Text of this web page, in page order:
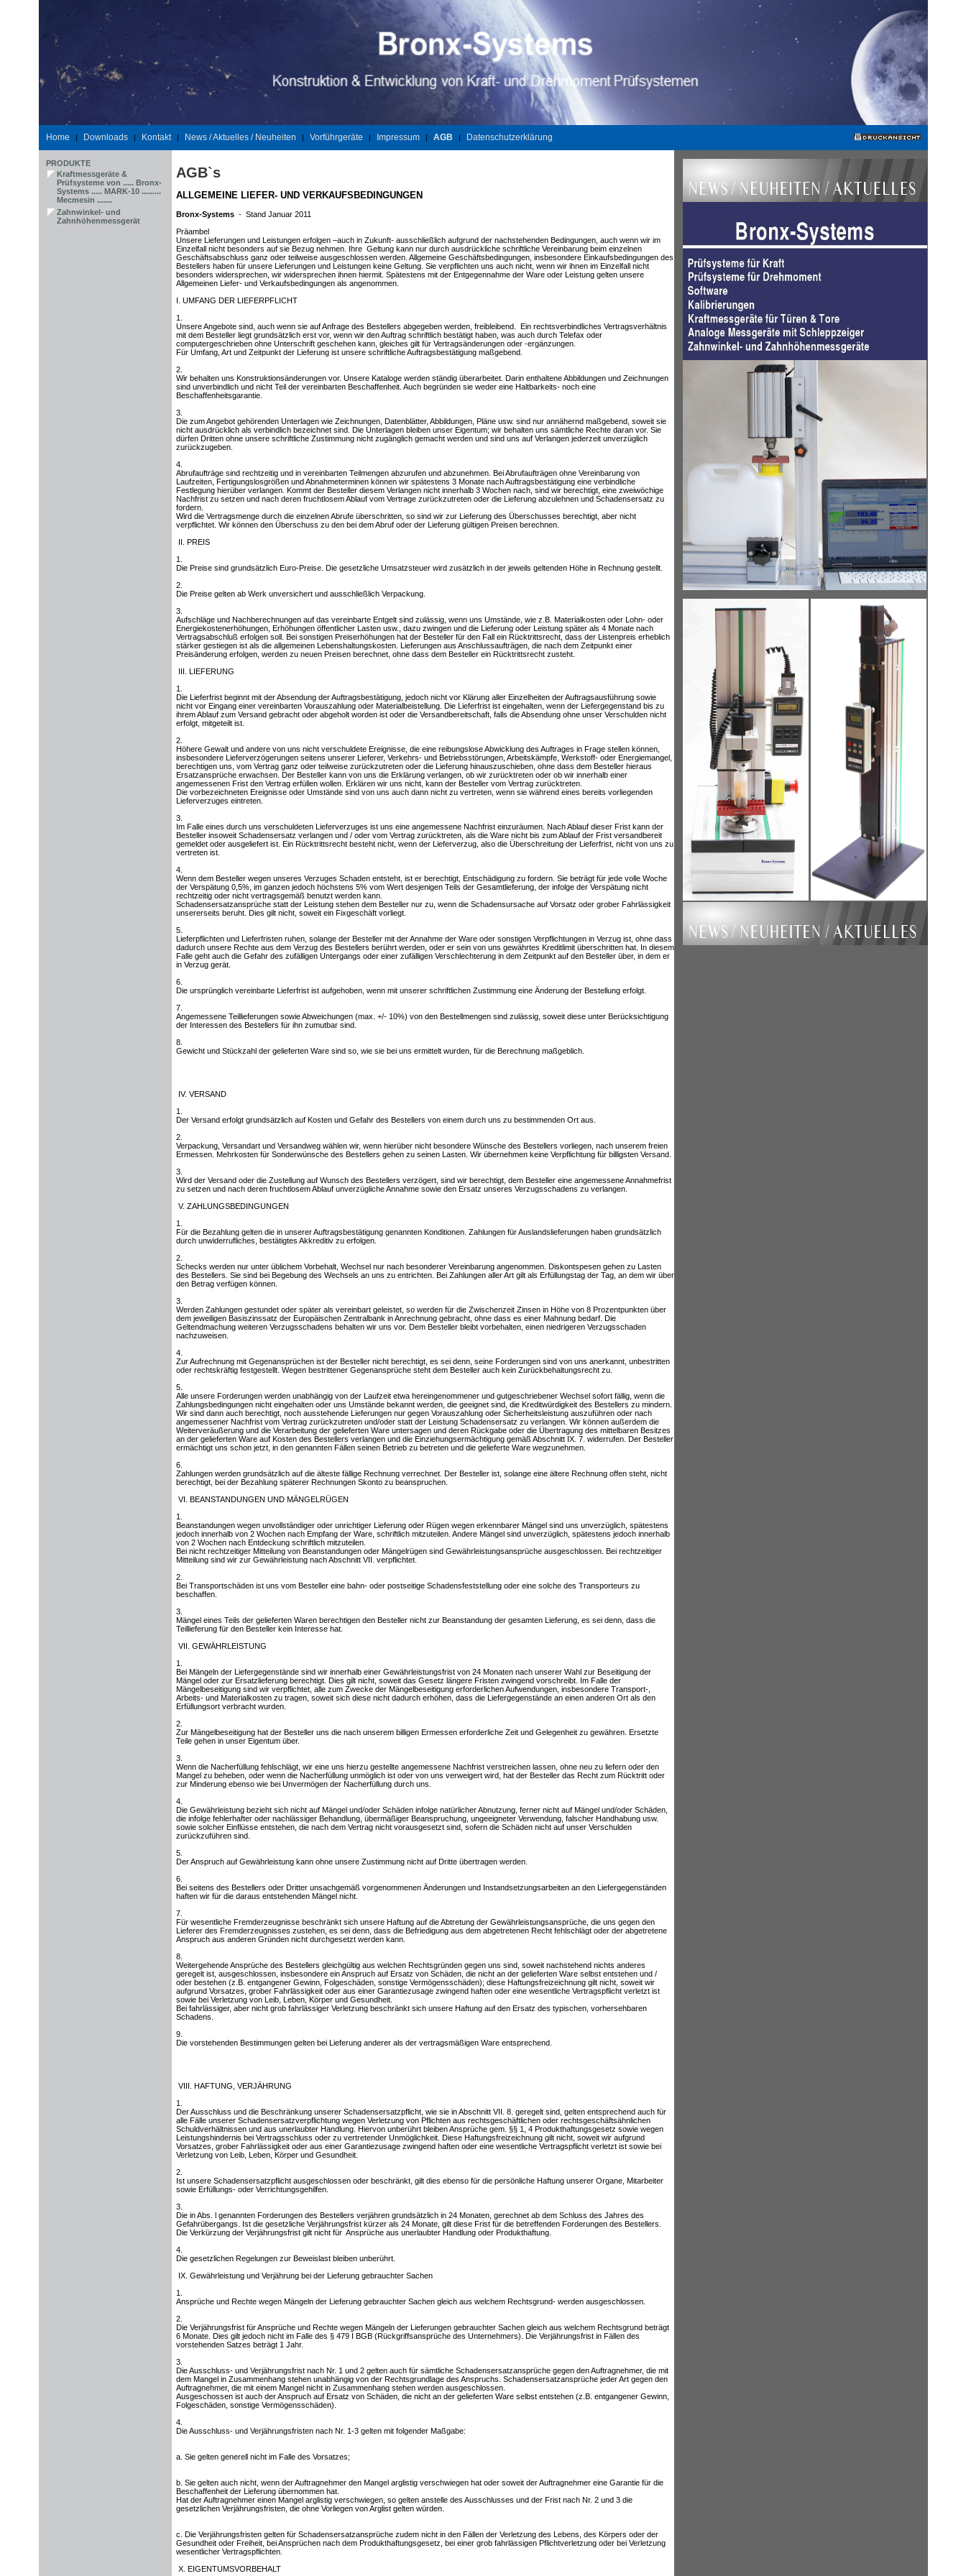
Home | Downloads | Kontakt | News / Aktuelles / Neuheiten | Vorführgeräte | Impressum | AGB | Datenschutzerklärung
PRODUKTE
Kraftmessgeräte &
Prüfsysteme von ..... Bronx-
Systems ..... MARK-10 .........
Mecmesin .......
Zahnwinkel- und
Zahnhöhenmessgerät
AGB`s
ALLGEMEINE LIEFER- UND VERKAUFSBEDINGUNGEN
Bronx-Systems - Stand Januar 2011
Präambel
Unsere Lieferungen und Leistungen erfolgen –auch in Zukunft- ausschließlich aufgrund der nachstehenden Bedingungen, auch wenn wir im
Einzelfall nicht besonders auf sie Bezug nehmen. Ihre Geltung kann nur durch ausdrückliche schriftliche Vereinbarung beim einzelnen
Geschäftsabschluss ganz oder teilweise ausgeschlossen werden. Allgemeine Geschäftsbedingungen, insbesondere Einkaufsbedingungen des
Bestellers haben für unsere Lieferungen und Leistungen keine Geltung. Sie verpflichten uns auch nicht, wenn wir ihnen im Einzelfall nicht
besonders widersprechen, wir widersprechen ihnen hiermit. Spätestens mit der Entgegennahme der Ware oder Leistung gelten unsere
Allgemeinen Liefer- und Verkaufsbedingungen als angenommen.
I. UMFANG DER LIEFERPFLICHT
1.
Unsere Angebote sind, auch wenn sie auf Anfrage des Bestellers abgegeben werden, freibleibend. Ein rechtsverbindliches Vertragsverhältnis
mit dem Besteller liegt grundsätzlich erst vor, wenn wir den Auftrag schriftlich bestätigt haben, was auch durch Telefax oder
computergeschrieben ohne Unterschrift geschehen kann, gleiches gilt für Vertragsänderungen oder -ergänzungen.
Für Umfang, Art und Zeitpunkt der Lieferung ist unsere schriftliche Auftragsbestätigung maßgebend.
2.
Wir behalten uns Konstruktionsänderungen vor. Unsere Kataloge werden ständig überarbeitet. Darin enthaltene Abbildungen und Zeichnungen
sind unverbindlich und nicht Teil der vereinbarten Beschaffenheit. Auch begründen sie weder eine Haltbarkeits- noch eine
Beschaffenheitsgarantie.
3.
Die zum Angebot gehörenden Unterlagen wie Zeichnungen, Datenblätter, Abbildungen, Pläne usw. sind nur annähernd maßgebend, soweit sie
nicht ausdrücklich als verbindlich bezeichnet sind. Die Unterlagen bleiben unser Eigentum; wir behalten uns sämtliche Rechte daran vor. Sie
dürfen Dritten ohne unsere schriftliche Zustimmung nicht zugänglich gemacht werden und sind uns auf Verlangen jederzeit unverzüglich
zurückzugeben.
4.
Abrufaufträge sind rechtzeitig und in vereinbarten Teilmengen abzurufen und abzunehmen. Bei Abrufaufträgen ohne Vereinbarung von
Laufzeiten, Fertigungslosgrößen und Abnahmeterminen können wir spätestens 3 Monate nach Auftragsbestätigung eine verbindliche
Festlegung hierüber verlangen. Kommt der Besteller diesem Verlangen nicht innerhalb 3 Wochen nach, sind wir berechtigt, eine zweiwöchige
Nachfrist zu setzen und nach deren fruchtlosem Ablauf vom Vertrage zurückzutreten oder die Lieferung abzulehnen und Schadensersatz zu
fordern.
Wird die Vertragsmenge durch die einzelnen Abrufe überschritten, so sind wir zur Lieferung des Überschusses berechtigt, aber nicht
verpflichtet. Wir können den Überschuss zu den bei dem Abruf oder der Lieferung gültigen Preisen berechnen.
II. PREIS
1.
Die Preise sind grundsätzlich Euro-Preise. Die gesetzliche Umsatzsteuer wird zusätzlich in der jeweils geltenden Höhe in Rechnung gestellt.
2.
Die Preise gelten ab Werk unversichert und ausschließlich Verpackung.
3.
Aufschläge und Nachberechnungen auf das vereinbarte Entgelt sind zulässig, wenn uns Umstände, wie z.B. Materialkosten oder Lohn- oder
Energiekostenerhöhungen, Erhöhungen öffentlicher Lasten usw., dazu zwingen und die Lieferung oder Leistung später als 4 Monate nach
Vertragsabschluß erfolgen soll. Bei sonstigen Preiserhöhungen hat der Besteller für den Fall ein Rücktrittsrecht, dass der Listenpreis erheblich
stärker gestiegen ist als die allgemeinen Lebenshaltungskosten. Lieferungen aus Anschlussaufträgen, die nach dem Zeitpunkt einer
Preisänderung erfolgen, werden zu neuen Preisen berechnet, ohne dass dem Besteller ein Rücktrittsrecht zusteht.
III. LIEFERUNG
1.
Die Lieferfrist beginnt mit der Absendung der Auftragsbestätigung, jedoch nicht vor Klärung aller Einzelheiten der Auftragsausführung sowie
nicht vor Eingang einer vereinbarten Vorauszahlung oder Materialbeistellung. Die Lieferfrist ist eingehalten, wenn der Liefergegenstand bis zu
ihrem Ablauf zum Versand gebracht oder abgeholt worden ist oder die Versandbereitschaft, falls die Absendung ohne unser Verschulden nicht
erfolgt, mitgeteilt ist.
2.
Höhere Gewalt und andere von uns nicht verschuldete Ereignisse, die eine reibungslose Abwicklung des Auftrages in Frage stellen können,
insbesondere Lieferverzögerungen seitens unserer Lieferer, Verkehrs- und Betriebsstörungen, Arbeitskämpfe, Werkstoff- oder Energiemangel,
berechtigen uns, vom Vertrag ganz oder teilweise zurückzutreten oder die Lieferung hinauszuschieben, ohne dass dem Besteller hieraus
Ersatzansprüche erwachsen. Der Besteller kann von uns die Erklärung verlangen, ob wir zurücktreten oder ob wir innerhalb einer
angemessenen Frist den Vertrag erfüllen wollen. Erklären wir uns nicht, kann der Besteller vom Vertrag zurücktreten.
Die vorbezeichneten Ereignisse oder Umstände sind von uns auch dann nicht zu vertreten, wenn sie während eines bereits vorliegenden
Lieferverzuges eintreten.
3.
Im Falle eines durch uns verschuldeten Lieferverzuges ist uns eine angemessene Nachfrist einzuräumen. Nach Ablauf dieser Frist kann der
Besteller insoweit Schadensersatz verlangen und / oder vom Vertrag zurücktreten, als die Ware nicht bis zum Ablauf der Frist versandbereit
gemeldet oder ausgeliefert ist. Ein Rücktrittsrecht besteht nicht, wenn der Lieferverzug, also die Überschreitung der Lieferfrist, nicht von uns zu
vertreten ist.
4.
Wenn dem Besteller wegen unseres Verzuges Schaden entsteht, ist er berechtigt, Entschädigung zu fordern. Sie beträgt für jede volle Woche
der Verspätung 0,5%, im ganzen jedoch höchstens 5% vom Wert desjenigen Teils der Gesamtlieferung, der infolge der Verspätung nicht
rechtzeitig oder nicht vertragsgemäß benutzt werden kann.
Schadensersatzansprüche statt der Leistung stehen dem Besteller nur zu, wenn die Schadensursache auf Vorsatz oder grober Fahrlässigkeit
unsererseits beruht. Dies gilt nicht, soweit ein Fixgeschäft vorliegt.
5.
Lieferpflichten und Lieferfristen ruhen, solange der Besteller mit der Annahme der Ware oder sonstigen Verpflichtungen in Verzug ist, ohne dass
dadurch unsere Rechte aus dem Verzug des Bestellers berührt werden, oder er sein von uns gewährtes Kreditlimit überschritten hat. In diesem
Falle geht auch die Gefahr des zufälligen Untergangs oder einer zufälligen Verschlechterung in dem Zeitpunkt auf den Besteller über, in dem er
in Verzug gerät.
6.
Die ursprünglich vereinbarte Lieferfrist ist aufgehoben, wenn mit unserer schriftlichen Zustimmung eine Änderung der Bestellung erfolgt.
7.
Angemessene Teillieferungen sowie Abweichungen (max. +/- 10%) von den Bestellmengen sind zulässig, soweit diese unter Berücksichtigung
der Interessen des Bestellers für ihn zumutbar sind.
8.
Gewicht und Stückzahl der gelieferten Ware sind so, wie sie bei uns ermittelt wurden, für die Berechnung maßgeblich.
IV. VERSAND
1.
Der Versand erfolgt grundsätzlich auf Kosten und Gefahr des Bestellers von einem durch uns zu bestimmenden Ort aus.
2.
Verpackung, Versandart und Versandweg wählen wir, wenn hierüber nicht besondere Wünsche des Bestellers vorliegen, nach unserem freien
Ermessen. Mehrkosten für Sonderwünsche des Bestellers gehen zu seinen Lasten. Wir übernehmen keine Verpflichtung für billigsten Versand.
3.
Wird der Versand oder die Zustellung auf Wunsch des Bestellers verzögert, sind wir berechtigt, dem Besteller eine angemessene Annahmefrist
zu setzen und nach deren fruchtlosem Ablauf unverzügliche Annahme sowie den Ersatz unseres Verzugsschadens zu verlangen.
V. ZAHLUNGSBEDINGUNGEN
1.
Für die Bezahlung gelten die in unserer Auftragsbestätigung genannten Konditionen. Zahlungen für Auslandslieferungen haben grundsätzlich
durch unwiderrufliches, bestätigtes Akkreditiv zu erfolgen.
2.
Schecks werden nur unter üblichem Vorbehalt, Wechsel nur nach besonderer Vereinbarung angenommen. Diskontspesen gehen zu Lasten
des Bestellers. Sie sind bei Begebung des Wechsels an uns zu entrichten. Bei Zahlungen aller Art gilt als Erfüllungstag der Tag, an dem wir über
den Betrag verfügen können.
3.
Werden Zahlungen gestundet oder später als vereinbart geleistet, so werden für die Zwischenzeit Zinsen in Höhe von 8 Prozentpunkten über
dem jeweiligen Basiszinssatz der Europäischen Zentralbank in Anrechnung gebracht, ohne dass es einer Mahnung bedarf. Die
Geltendmachung weiteren Verzugsschadens behalten wir uns vor. Dem Besteller bleibt vorbehalten, einen niedrigeren Verzugsschaden
nachzuweisen.
4.
Zur Aufrechnung mit Gegenansprüchen ist der Besteller nicht berechtigt, es sei denn, seine Forderungen sind von uns anerkannt, unbestritten
oder rechtskräftig festgestellt. Wegen bestrittener Gegenansprüche steht dem Besteller auch kein Zurückbehaltungsrecht zu.
5.
Alle unsere Forderungen werden unabhängig von der Laufzeit etwa hereingenommener und gutgeschriebener Wechsel sofort fällig, wenn die
Zahlungsbedingungen nicht eingehalten oder uns Umstände bekannt werden, die geeignet sind, die Kreditwürdigkeit des Bestellers zu mindern.
Wir sind dann auch berechtigt, noch ausstehende Lieferungen nur gegen Vorauszahlung oder Sicherheitsleistung auszuführen oder nach
angemessener Nachfrist vom Vertrag zurückzutreten und/oder statt der Leistung Schadensersatz zu verlangen. Wir können außerdem die
Weiterveräußerung und die Verarbeitung der gelieferten Ware untersagen und deren Rückgabe oder die Übertragung des mittelbaren Besitzes
an der gelieferten Ware auf Kosten des Bestellers verlangen und die Einziehungsermächtigung gemäß Abschnitt IX. 7. widerrufen. Der Besteller
ermächtigt uns schon jetzt, in den genannten Fällen seinen Betrieb zu betreten und die gelieferte Ware wegzunehmen.
6.
Zahlungen werden grundsätzlich auf die älteste fällige Rechnung verrechnet. Der Besteller ist, solange eine ältere Rechnung offen steht, nicht
berechtigt, bei der Bezahlung späterer Rechnungen Skonto zu beanspruchen.
VI. BEANSTANDUNGEN UND MÄNGELRÜGEN
1.
Beanstandungen wegen unvollständiger oder unrichtiger Lieferung oder Rügen wegen erkennbarer Mängel sind uns unverzüglich, spätestens
jedoch innerhalb von 2 Wochen nach Empfang der Ware, schriftlich mitzuteilen. Andere Mängel sind unverzüglich, spätestens jedoch innerhalb
von 2 Wochen nach Entdeckung schriftlich mitzuteilen.
Bei nicht rechtzeitiger Mitteilung von Beanstandungen oder Mängelrügen sind Gewährleistungsansprüche ausgeschlossen. Bei rechtzeitiger
Mitteilung sind wir zur Gewährleistung nach Abschnitt VII. verpflichtet.
2.
Bei Transportschäden ist uns vom Besteller eine bahn- oder postseitige Schadensfeststellung oder eine solche des Transporteurs zu
beschaffen.
3.
Mängel eines Teils der gelieferten Waren berechtigen den Besteller nicht zur Beanstandung der gesamten Lieferung, es sei denn, dass die
Teillieferung für den Besteller kein Interesse hat.
VII. GEWÄHRLEISTUNG
1.
Bei Mängeln der Liefergegenstände sind wir innerhalb einer Gewährleistungsfrist von 24 Monaten nach unserer Wahl zur Beseitigung der
Mängel oder zur Ersatzlieferung berechtigt. Dies gilt nicht, soweit das Gesetz längere Fristen zwingend vorschreibt. Im Falle der
Mängelbeseitigung sind wir verpflichtet, alle zum Zwecke der Mängelbeseitigung erforderlichen Aufwendungen, insbesondere Transport-,
Arbeits- und Materialkosten zu tragen, soweit sich diese nicht dadurch erhöhen, dass die Liefergegenstände an einen anderen Ort als den
Erfüllungsort verbracht wurden.
2.
Zur Mängelbeseitigung hat der Besteller uns die nach unserem billigen Ermessen erforderliche Zeit und Gelegenheit zu gewähren. Ersetzte
Teile gehen in unser Eigentum über.
3.
Wenn die Nacherfüllung fehlschlägt, wir eine uns hierzu gestellte angemessene Nachfrist verstreichen lassen, ohne neu zu liefern oder den
Mangel zu beheben, oder wenn die Nacherfüllung unmöglich ist oder von uns verweigert wird, hat der Besteller das Recht zum Rücktritt oder
zur Minderung ebenso wie bei Unvermögen der Nacherfüllung durch uns.
4.
Die Gewährleistung bezieht sich nicht auf Mängel und/oder Schäden infolge natürlicher Abnutzung, ferner nicht auf Mängel und/oder Schäden,
die infolge fehlerhafter oder nachlässiger Behandlung, übermäßiger Beanspruchung, ungeeigneter Verwendung, falscher Handhabung usw.
sowie solcher Einflüsse entstehen, die nach dem Vertrag nicht vorausgesetzt sind, sofern die Schäden nicht auf unser Verschulden
zurückzuführen sind.
5.
Der Anspruch auf Gewährleistung kann ohne unsere Zustimmung nicht auf Dritte übertragen werden.
6.
Bei seitens des Bestellers oder Dritter unsachgemäß vorgenommenen Änderungen und Instandsetzungsarbeiten an den Liefergegenständen
haften wir für die daraus entstehenden Mängel nicht.
7.
Für wesentliche Fremderzeugnisse beschränkt sich unsere Haftung auf die Abtretung der Gewährleistungsansprüche, die uns gegen den
Lieferer des Fremderzeugnisses zustehen, es sei denn, dass die Befriedigung aus dem abgetretenen Recht fehlschlägt oder der abgetretene
Anspruch aus anderen Gründen nicht durchgesetzt werden kann.
8.
Weitergehende Ansprüche des Bestellers gleichgültig aus welchen Rechtsgründen gegen uns sind, soweit nachstehend nichts anderes
geregelt ist, ausgeschlossen, insbesondere ein Anspruch auf Ersatz von Schäden, die nicht an der gelieferten Ware selbst entstehen und /
oder bestehen (z.B. entgangener Gewinn, Folgeschäden, sonstige Vermögensschäden); diese Haftungsfreizeichnung gilt nicht, soweit wir
aufgrund Vorsatzes, grober Fahrlässigkeit oder aus einer Garantiezusage zwingend haften oder eine wesentliche Vertragspflicht verletzt ist
sowie bei Verletzung von Leib, Leben, Körper und Gesundheit.
Bei fahrlässiger, aber nicht grob fahrlässiger Verletzung beschränkt sich unsere Haftung auf den Ersatz des typischen, vorhersehbaren
Schadens.
9.
Die vorstehenden Bestimmungen gelten bei Lieferung anderer als der vertragsmäßigen Ware entsprechend.
VIII. HAFTUNG, VERJÄHRUNG
1.
Der Ausschluss und die Beschränkung unserer Schadensersatzpflicht, wie sie in Abschnitt VII. 8. geregelt sind, gelten entsprechend auch für
alle Fälle unserer Schadensersatzverpflichtung wegen Verletzung von Pflichten aus rechtsgeschäftlichen oder rechtsgeschäftsähnlichen
Schuldverhältnissen und aus unerlaubter Handlung. Hiervon unberührt bleiben Ansprüche gem. §§ 1, 4 Produkthaftungsgesetz sowie wegen
Leistungshindernis bei Vertragsschluss oder zu vertretender Unmöglichkeit. Diese Haftungsfreizeichnung gilt nicht, soweit wir aufgrund
Vorsatzes, grober Fahrlässigkeit oder aus einer Garantiezusage zwingend haften oder eine wesentliche Vertragspflicht verletzt ist sowie bei
Verletzung von Leib, Leben, Körper und Gesundheit.
2.
Ist unsere Schadensersatzpflicht ausgeschlossen oder beschränkt, gilt dies ebenso für die persönliche Haftung unserer Organe, Mitarbeiter
sowie Erfüllungs- oder Verrichtungsgehilfen.
3.
Die in Abs. l genannten Forderungen des Bestellers verjähren grundsätzlich in 24 Monaten, gerechnet ab dem Schluss des Jahres des
Gefahrübergangs. Ist die gesetzliche Verjährungsfrist kürzer als 24 Monate, gilt diese Frist für die betreffenden Forderungen des Bestellers.
Die Verkürzung der Verjährungsfrist gilt nicht für Ansprüche aus unerlaubter Handlung oder Produkthaftung.
4.
Die gesetzlichen Regelungen zur Beweislast bleiben unberührt.
IX. Gewährleistung und Verjährung bei der Lieferung gebrauchter Sachen
1.
Ansprüche und Rechte wegen Mängeln der Lieferung gebrauchter Sachen gleich aus welchem Rechtsgrund- werden ausgeschlossen.
2.
Die Verjährungsfrist für Ansprüche und Rechte wegen Mängeln der Lieferungen gebrauchter Sachen gleich aus welchem Rechtsgrund beträgt
6 Monate. Dies gilt jedoch nicht im Falle des § 479 I BGB (Rückgriffsansprüche des Unternehmers). Die Verjährungsfrist in Fällen des
vorstehenden Satzes beträgt 1 Jahr.
3.
Die Ausschluss- und Verjährungsfrist nach Nr. 1 und 2 gelten auch für sämtliche Schadensersatzansprüche gegen den Auftragnehmer, die mit
dem Mangel in Zusammenhang stehen unabhängig von der Rechtsgrundlage des Anspruchs. Schadensersatzansprüche jeder Art gegen den
Auftragnehmer, die mit einem Mangel nicht in Zusammenhang stehen werden ausgeschlossen.
Ausgeschossen ist auch der Anspruch auf Ersatz von Schäden, die nicht an der gelieferten Ware selbst entstehen (z.B. entgangener Gewinn,
Folgeschäden, sonstige Vermögensschäden).
4.
Die Ausschluss- und Verjährungsfristen nach Nr. 1-3 gelten mit folgender Maßgabe:
a. Sie gelten generell nicht im Falle des Vorsatzes;
b. Sie gelten auch nicht, wenn der Auftragnehmer den Mangel arglistig verschwiegen hat oder soweit der Auftragnehmer eine Garantie für die
Beschaffenheit der Lieferung übernommen hat.
Hat der Auftragnehmer einen Mangel arglistig verschwiegen, so gelten anstelle des Ausschlusses und der Frist nach Nr. 2 und 3 die
gesetzlichen Verjährungsfristen, die ohne Vorliegen von Arglist gelten würden.
c. Die Verjährungsfristen gelten für Schadensersatzansprüche zudem nicht in den Fällen der Verletzung des Lebens, des Körpers oder der
Gesundheit oder Freiheit, bei Ansprüchen nach dem Produkthaftungsgesetz, bei einer grob fahrlässigen Pflichtverletzung oder bei Verletzung
wesentlicher Vertragspflichten.
X. EIGENTUMSVORBEHALT